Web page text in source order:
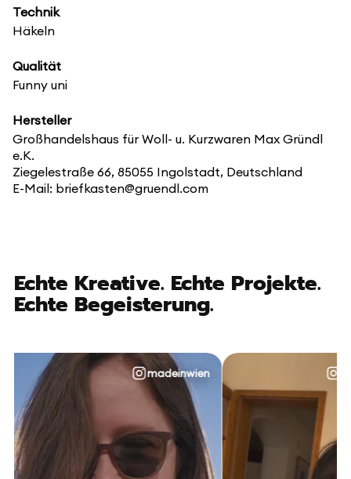
Technik
Häkeln
Qualität
Funny uni
Hersteller
Großhandelshaus für Woll- u. Kurzwaren Max Gründl
e.K.
Ziegelestraße 66, 85055 Ingolstadt, Deutschland
E-Mail: briefkasten@gruendl.com
Echte Kreative. Echte Projekte.
Echte Begeisterung.
madeinwien